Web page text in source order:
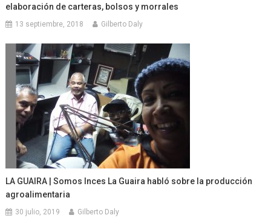
elaboración de carteras, bolsos y morrales
13 septiembre, 2018 Gilberto Daly
LA GUAIRA | Somos Inces La Guaira habló sobre la producción
agroalimentaria
30 julio, 2019 Gilberto Daly